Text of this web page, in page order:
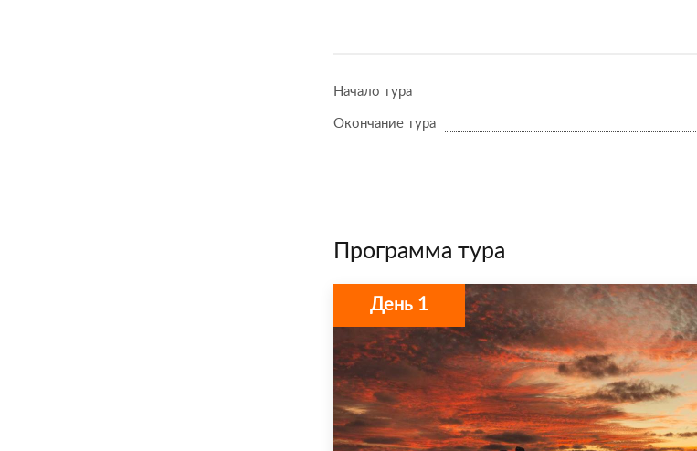
Начало тура
Окончание тура
Программа тура
День 1